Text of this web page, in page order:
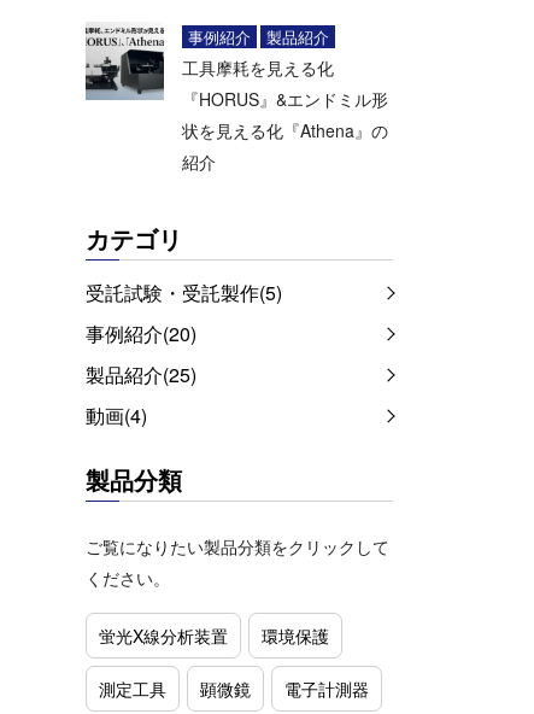
事例紹介 製品紹介
工具摩耗を見える化
『HORUS』&エンドミル形
状を見える化『Athena』の
紹介
カテゴリ
受託試験・受託製作(5)
事例紹介(20)
製品紹介(25)
動画(4)
製品分類
ご覧になりたい製品分類をクリックして
ください。
蛍光X線分析装置 環境保護
測定工具 顕微鏡 電子計測器